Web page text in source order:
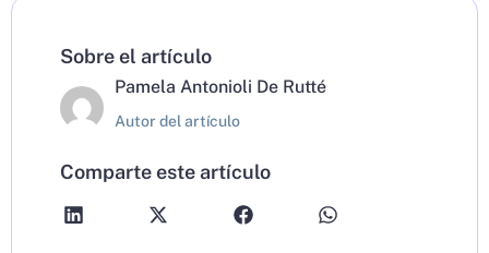
Sobre el artículo
Pamela Antonioli De Rutté
Autor del artículo
Comparte este artículo